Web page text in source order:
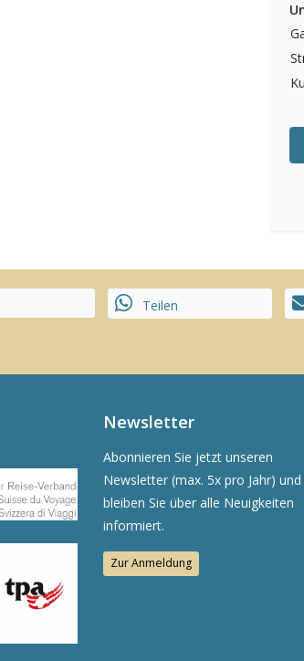
Teilen
Newsletter
Abonnieren Sie jetzt unseren
Newsletter (max. 5x pro Jahr) und
bleiben Sie über alle Neuigkeiten
informiert.
Zur Anmeldung